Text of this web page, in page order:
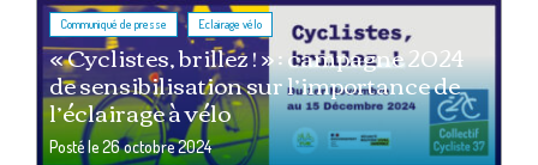
Communiqué de presse , Eclairage vélo
« Cyclistes, brillez ! » : campagne 2024
de sensibilisation sur l’importance de
l’éclairage à vélo
Posté le26 octobre 2024